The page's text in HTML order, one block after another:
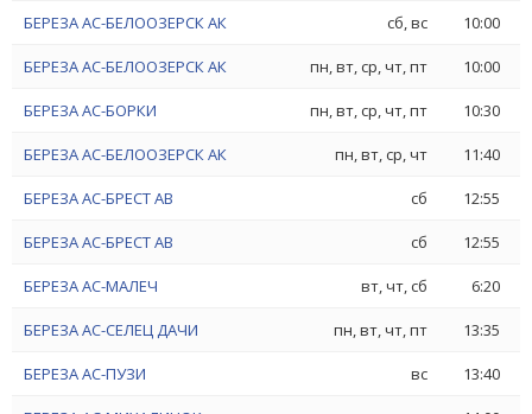
БЕРЕЗА АС-БЕЛООЗЕРСК АК сб, вс 10:00
БЕРЕЗА АС-БЕЛООЗЕРСК АК пн, вт, ср, чт, пт 10:00
БЕРЕЗА АС-БОРКИ пн, вт, ср, чт, пт 10:30
БЕРЕЗА АС-БЕЛООЗЕРСК АК пн, вт, ср, чт 11:40
БЕРЕЗА АС-БРЕСТ АВ сб 12:55
БЕРЕЗА АС-БРЕСТ АВ сб 12:55
БЕРЕЗА АС-МАЛЕЧ вт, чт, сб 6:20
БЕРЕЗА АС-СЕЛЕЦ ДАЧИ пн, вт, чт, пт 13:35
БЕРЕЗА АС-ПУЗИ вс 13:40